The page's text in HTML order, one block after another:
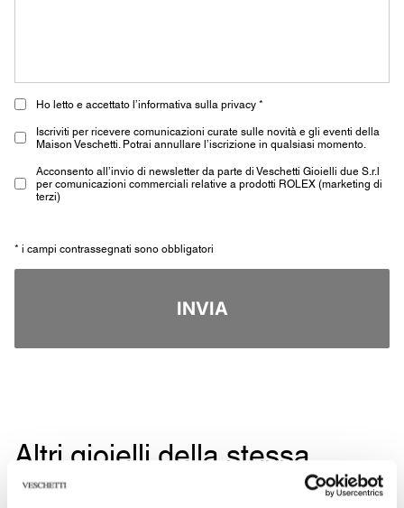
Ho letto e accettato l’informativa sulla privacy *
Iscriviti per ricevere comunicazioni curate sulle novità e gli eventi della
Maison Veschetti. Potrai annullare l’iscrizione in qualsiasi momento.
Acconsento all’invio di newsletter da parte di Veschetti Gioielli due S.r.l
per comunicazioni commerciali relative a prodotti ROLEX (marketing di
terzi)
* i campi contrassegnati sono obbligatori
INVIA
Altri gioielli della stessa
tipologia